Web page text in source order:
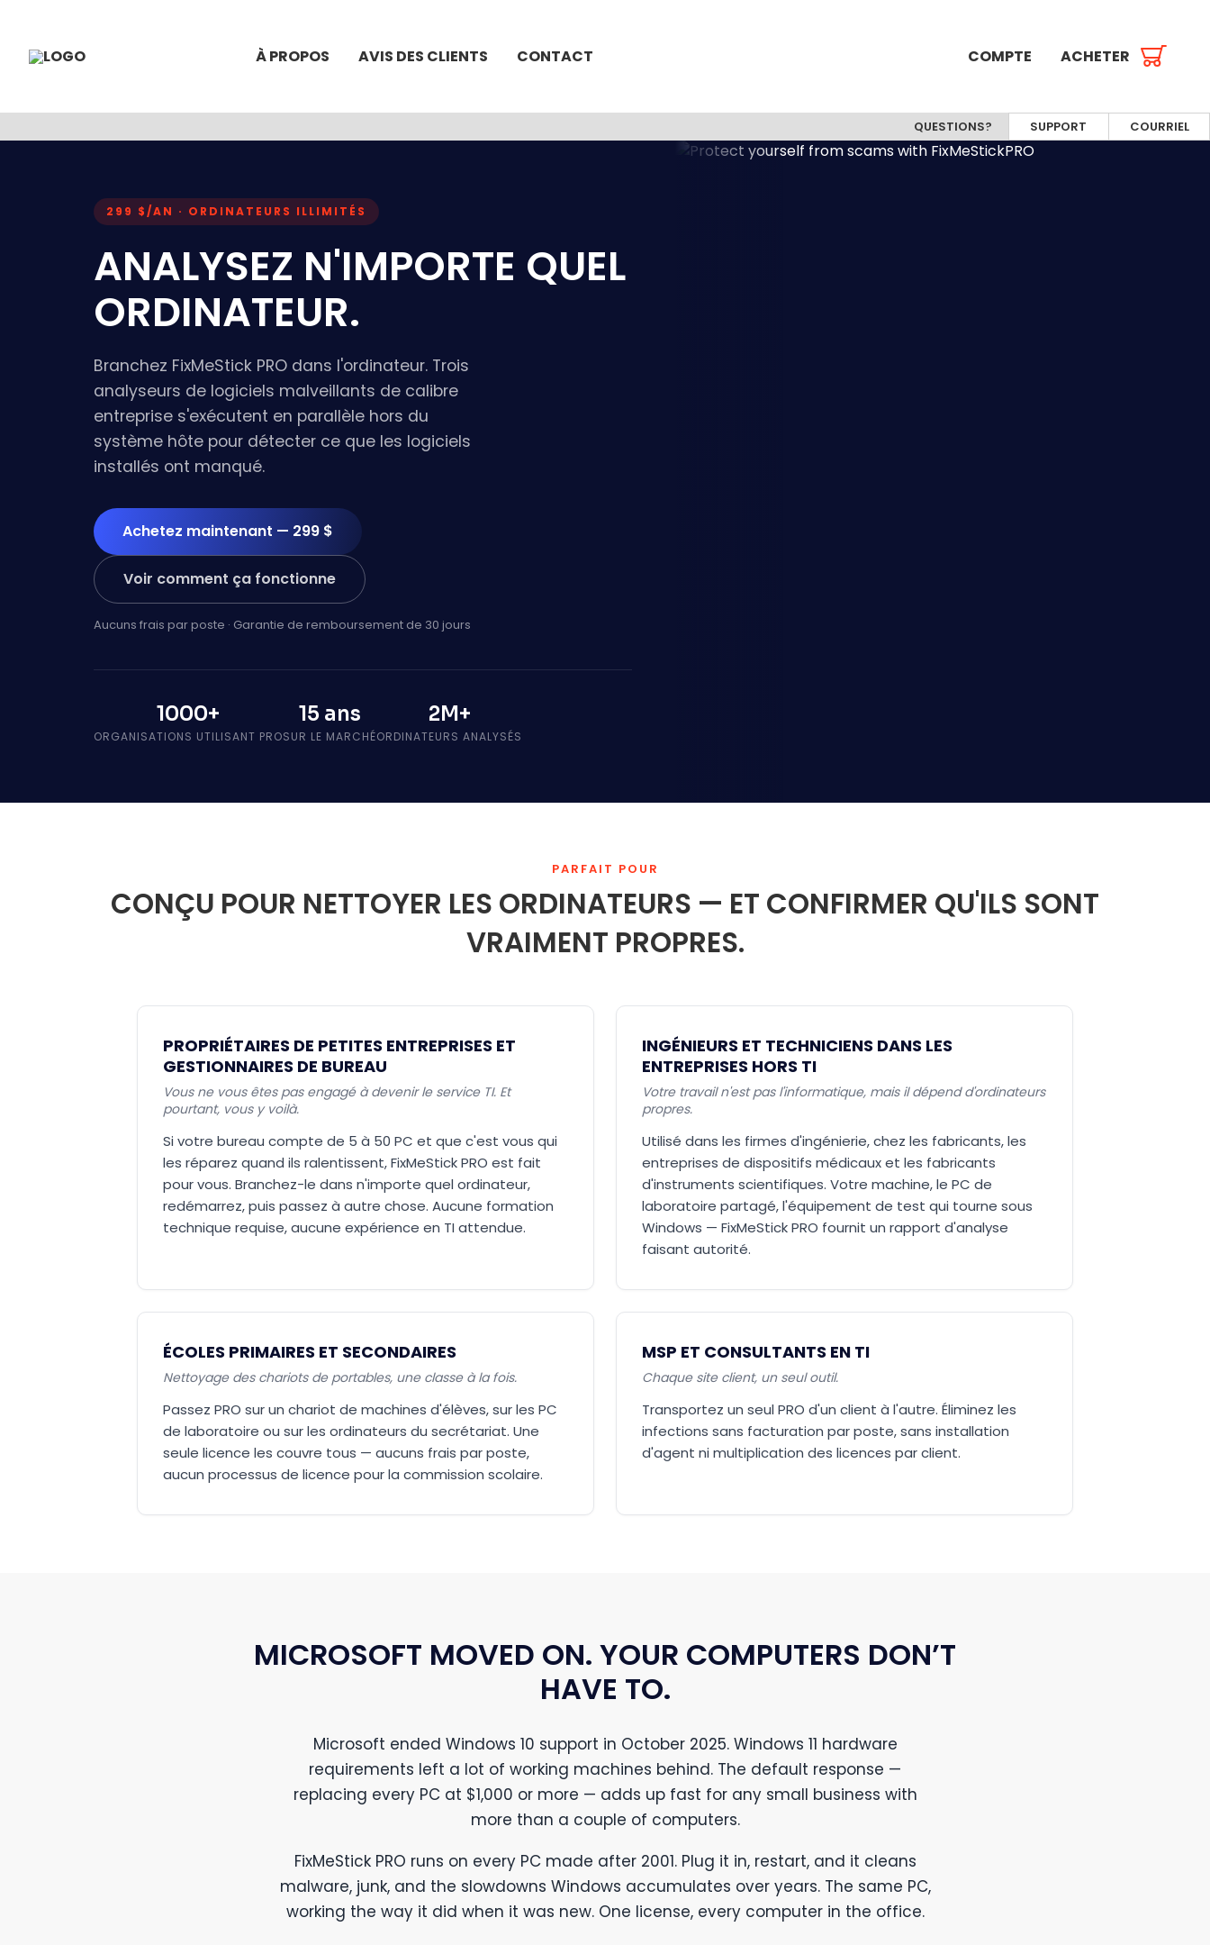
À PROPOS AVIS DES CLIENTS CONTACT COMPTE ACHETER
QUESTIONS? SUPPORT COURRIEL
299 $/AN · ORDINATEURS ILLIMITÉS
ANALYSEZ N'IMPORTE QUEL
ORDINATEUR.
Branchez FixMeStick PRO dans l'ordinateur. Trois
analyseurs de logiciels malveillants de calibre
entreprise s'exécutent en parallèle hors du
système hôte pour détecter ce que les logiciels
installés ont manqué.
Achetez maintenant — 299 $
Voir comment ça fonctionne
Aucuns frais par poste · Garantie de remboursement de 30 jours
1000+
ORGANISATIONS UTILISANT PRO
15 ans
SUR LE MARCHÉ
2M+
ORDINATEURS ANALYSÉS
PARFAIT POUR
CONÇU POUR NETTOYER LES ORDINATEURS — ET CONFIRMER QU'ILS SONT
VRAIMENT PROPRES.
PROPRIÉTAIRES DE PETITES ENTREPRISES ET
GESTIONNAIRES DE BUREAU
Vous ne vous êtes pas engagé à devenir le service TI. Et
pourtant, vous y voilà.
Si votre bureau compte de 5 à 50 PC et que c'est vous qui
les réparez quand ils ralentissent, FixMeStick PRO est fait
pour vous. Branchez-le dans n'importe quel ordinateur,
redémarrez, puis passez à autre chose. Aucune formation
technique requise, aucune expérience en TI attendue.
INGÉNIEURS ET TECHNICIENS DANS LES
ENTREPRISES HORS TI
Votre travail n'est pas l'informatique, mais il dépend d'ordinateurs
propres.
Utilisé dans les firmes d'ingénierie, chez les fabricants, les
entreprises de dispositifs médicaux et les fabricants
d'instruments scientifiques. Votre machine, le PC de
laboratoire partagé, l'équipement de test qui tourne sous
Windows — FixMeStick PRO fournit un rapport d'analyse
faisant autorité.
ÉCOLES PRIMAIRES ET SECONDAIRES
Nettoyage des chariots de portables, une classe à la fois.
Passez PRO sur un chariot de machines d'élèves, sur les PC
de laboratoire ou sur les ordinateurs du secrétariat. Une
seule licence les couvre tous — aucuns frais par poste,
aucun processus de licence pour la commission scolaire.
MSP ET CONSULTANTS EN TI
Chaque site client, un seul outil.
Transportez un seul PRO d'un client à l'autre. Éliminez les
infections sans facturation par poste, sans installation
d'agent ni multiplication des licences par client.
MICROSOFT MOVED ON. YOUR COMPUTERS DON’T
HAVE TO.
Microsoft ended Windows 10 support in October 2025. Windows 11 hardware
requirements left a lot of working machines behind. The default response —
replacing every PC at $1,000 or more — adds up fast for any small business with
more than a couple of computers.
FixMeStick PRO runs on every PC made after 2001. Plug it in, restart, and it cleans
malware, junk, and the slowdowns Windows accumulates over years. The same PC,
working the way it did when it was new. One license, every computer in the office.